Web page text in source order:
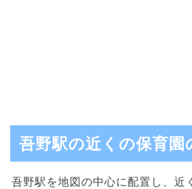
吾野駅の近くの保育園
吾野駅を地図の中心に配置し、近